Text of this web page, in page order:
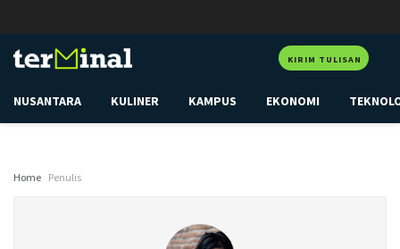
KIRIM TULISAN
NUSANTARA KULINER KAMPUS EKONOMI
Home Penulis